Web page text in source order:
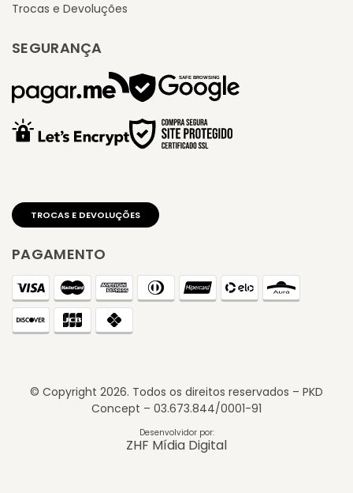
Trocas e Devoluções
SEGURANÇA
TROCAS E DEVOLUÇÕES
PAGAMENTO
© Copyright 2026. Todos os direitos reservados – PKD
Concept – 03.673.844/0001-91
Desenvolvidor por:
ZHF Mídia Digital